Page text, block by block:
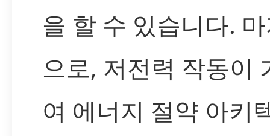
을 할 수 있습니다.
으로, 저전력 작동이
여 에너지 절약 아키